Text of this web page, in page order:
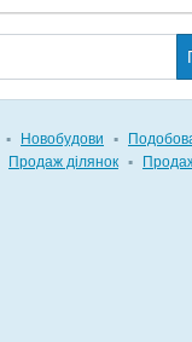
▪ Новобудови ▪
Продаж ділянок ▪